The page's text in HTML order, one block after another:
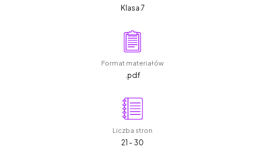
Klasa 7
Format materiałów
.pdf
Liczba stron
21 - 30